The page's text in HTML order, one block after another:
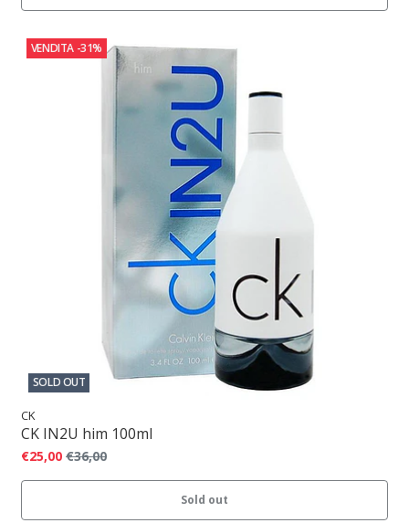
VENDITA -31%
SOLD OUT
CK
CK IN2U him 100ml
€25,00 €36,00
Sold out